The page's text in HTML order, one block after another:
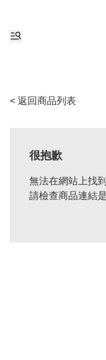
< 返回商品列表
很抱歉
無法在網站上找
請檢查商品連結